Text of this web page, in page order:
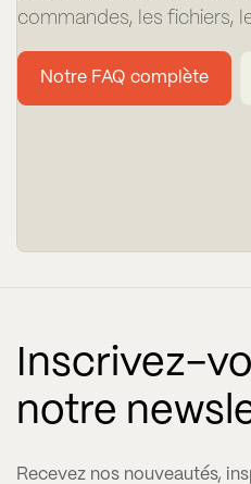
commandes, les fichiers,
Notre FAQ complète
Inscrivez-
notre
Recevez nos nouveautés,